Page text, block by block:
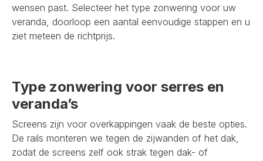
wensen past. Selecteer het type zonwering voor uw
veranda, doorloop een aantal eenvoudige stappen en u
ziet meteen de richtprijs.
Type zonwering voor serres en
veranda’s
Screens zijn voor overkappingen vaak de beste opties.
De rails monteren we tegen de zijwanden of het dak,
zodat de screens zelf ook strak tegen dak- of